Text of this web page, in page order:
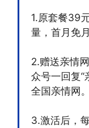
1.原套餐39
量，首月免
2.赠送亲情
众号一回复“
全国亲情网。
3.激活后，